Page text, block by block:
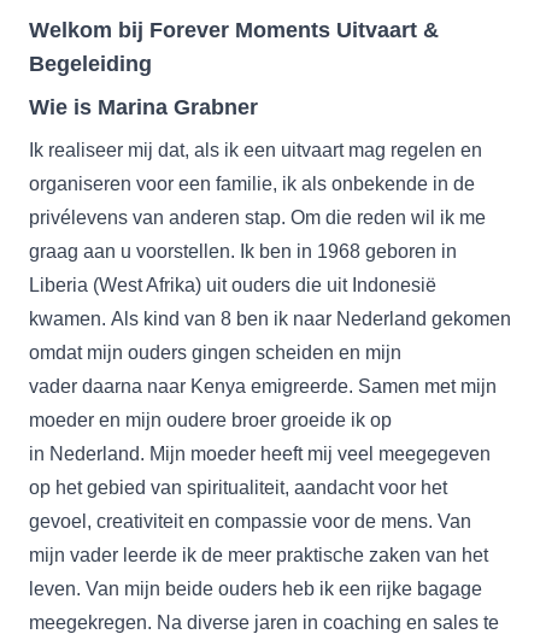
Welkom bij Forever Moments Uitvaart &
Begeleiding
Wie is Marina Grabner
Ik realiseer mij dat, als ik een uitvaart mag regelen en
organiseren voor een familie, ik als onbekende in de
privélevens van anderen stap. Om die reden wil ik me
graag aan u voorstellen. Ik ben in 1968 geboren in
Liberia (West Afrika) uit ouders die uit Indonesië
kwamen. Als kind van 8 ben ik naar Nederland gekomen
omdat mijn ouders gingen scheiden en mijn
vader daarna naar Kenya emigreerde. Samen met mijn
moeder en mijn oudere broer groeide ik op
in Nederland. Mijn moeder heeft mij veel meegegeven
op het gebied van spiritualiteit, aandacht voor het
gevoel, creativiteit en compassie voor de mens. Van
mijn vader leerde ik de meer praktische zaken van het
leven. Van mijn beide ouders heb ik een rijke bagage
meegekregen. Na diverse jaren in coaching en sales te